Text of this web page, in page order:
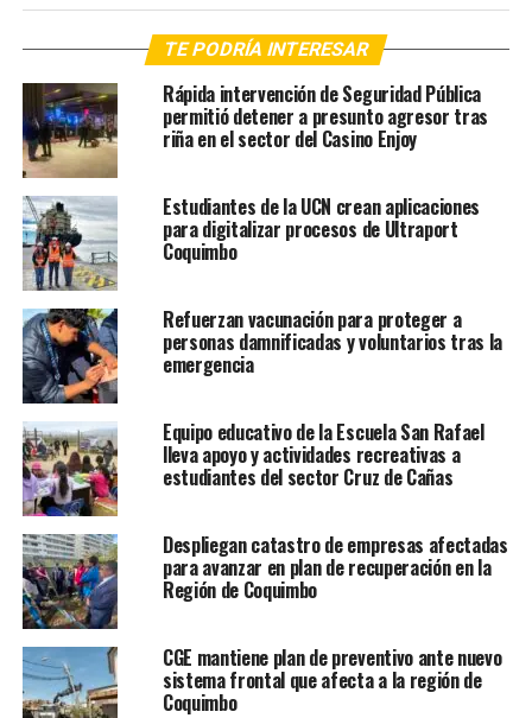
TE PODRÍA INTERESAR
Rápida intervención de Seguridad Pública
permitió detener a presunto agresor tras
riña en el sector del Casino Enjoy
Estudiantes de la UCN crean aplicaciones
para digitalizar procesos de Ultraport
Coquimbo
Refuerzan vacunación para proteger a
personas damnificadas y voluntarios tras la
emergencia
Equipo educativo de la Escuela San Rafael
lleva apoyo y actividades recreativas a
estudiantes del sector Cruz de Cañas
Despliegan catastro de empresas afectadas
para avanzar en plan de recuperación en la
Región de Coquimbo
CGE mantiene plan de preventivo ante nuevo
sistema frontal que afecta a la región de
Coquimbo